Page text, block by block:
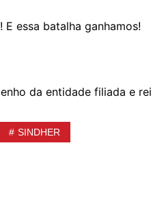
essa batalha ganhamos!
da entidade filiada e
SINDHER